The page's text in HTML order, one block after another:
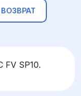
FV SP10.